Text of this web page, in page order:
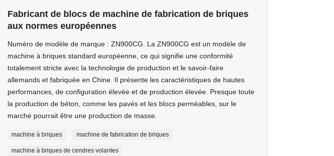
Fabricant de blocs de machine de fabrication de briques
aux normes européennes
Numéro de modèle de marque : ZN900CG. La ZN900CG est un modèle de
machine à briques standard européenne, ce qui signifie une conformité
totalement stricte avec la technologie de production et le savoir-faire
allemands et fabriquée en Chine. Il présente les caractéristiques de hautes
performances, de configuration élevée et de production élevée. Presque toute
la production de béton, comme les pavés et les blocs perméables, sur le
marché pourrait être une production de masse.
machine à briques machine de fabrication de briques
machine à briques de cendres volantes